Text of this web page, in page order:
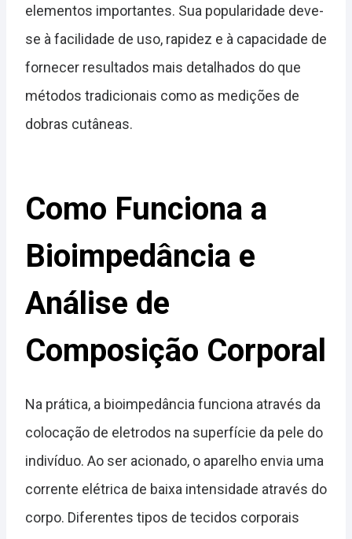
elementos importantes. Sua popularidade deve-
se à facilidade de uso, rapidez e à capacidade de
fornecer resultados mais detalhados do que
métodos tradicionais como as medições de
dobras cutâneas.
Como Funciona a
Bioimpedância e
Análise de
Composição Corporal
Na prática, a bioimpedância funciona através da
colocação de eletrodos na superfície da pele do
indivíduo. Ao ser acionado, o aparelho envia uma
corrente elétrica de baixa intensidade através do
corpo. Diferentes tipos de tecidos corporais